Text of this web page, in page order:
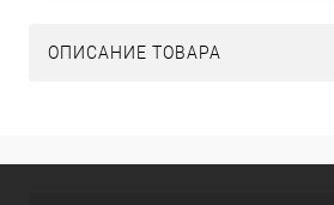
ОПИСАНИЕ ТОВАРА